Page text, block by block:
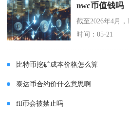
nwc币值钱吗
时间：05-21
比特币挖矿成本价格怎么算
泰达币合约价什么意思啊
fil币会被禁止吗